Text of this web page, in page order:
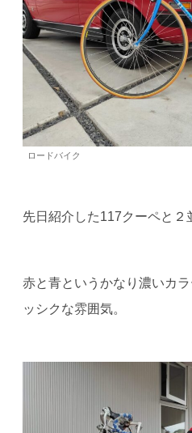
ロードバイク
先日紹介した117クーペと２
赤と青というかなり濃いカ
ッシクな雰囲気。